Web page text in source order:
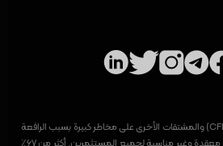
ينطوي تداول عقود الفروقات (CFDs) والمشتقات الأخرى على مخاطر كبيرة بسبب الرافعة